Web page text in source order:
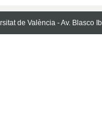
de València - Av. Blasco